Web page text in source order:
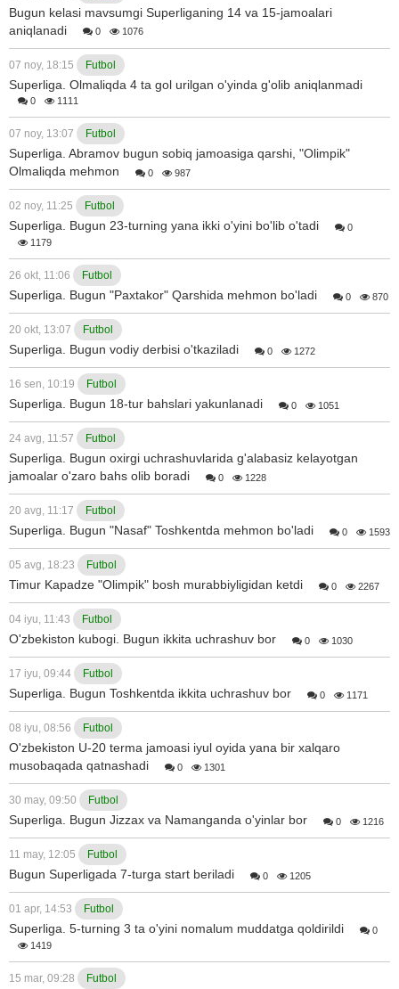
Bugun kelasi mavsumgi Superliganing 14 va 15-jamoalari
aniqlanadi
0 1076
07 noy, 18:15 Futbol
Superliga. Olmaliqda 4 ta gol urilgan o'yinda g'olib aniqlanmadi
0 1111
07 noy, 13:07 Futbol
Superliga. Abramov bugun sobiq jamoasiga qarshi, "Olimpik"
Olmaliqda mehmon
0 987
02 noy, 11:25 Futbol
Superliga. Bugun 23-turning yana ikki o'yini bo'lib o'tadi
0
1179
26 okt, 11:06 Futbol
Superliga. Bugun "Paxtakor" Qarshida mehmon bo'ladi 0 870
20 okt, 13:07 Futbol
Superliga. Bugun vodiy derbisi o'tkaziladi 0 1272
16 sen, 10:19 Futbol
Superliga. Bugun 18-tur bahslari yakunlanadi 0 1051
24 avg, 11:57 Futbol
Superliga. Bugun oxirgi uchrashuvlarida g'alabasiz kelayotgan
jamoalar o'zaro bahs olib boradi
0 1228
20 avg, 11:17 Futbol
Superliga. Bugun "Nasaf" Toshkentda mehmon bo'ladi 0 1593
05 avg, 18:23 Futbol
Timur Kapadze "Olimpik" bosh murabbiyligidan ketdi 0 2267
04 iyu, 11:43 Futbol
O'zbekiston kubogi. Bugun ikkita uchrashuv bor 0 1030
17 iyu, 09:44 Futbol
Superliga. Bugun Toshkentda ikkita uchrashuv bor 0 1171
08 iyu, 08:56 Futbol
O'zbekiston U-20 terma jamoasi iyul oyida yana bir xalqaro
musobaqada qatnashadi
0 1301
30 may, 09:50 Futbol
Superliga. Bugun Jizzax va Namanganda o'yinlar bor 0 1216
11 may, 12:05 Futbol
Bugun Superligada 7-turga start beriladi 0 1205
01 apr, 14:53 Futbol
Superliga. 5-turning 3 ta o'yini nomalum muddatga qoldirildi
0
1419
15 mar, 09:28 Futbol